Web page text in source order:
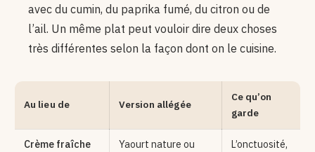
avec du cumin, du paprika fumé, du citron ou de
l’ail. Un même plat peut vouloir dire deux choses
très différentes selon la façon dont on le cuisine.
Au lieu de Version allégée
Ce qu’on
garde
Crème fraîche
Yaourt nature ou
L’onctuosité,